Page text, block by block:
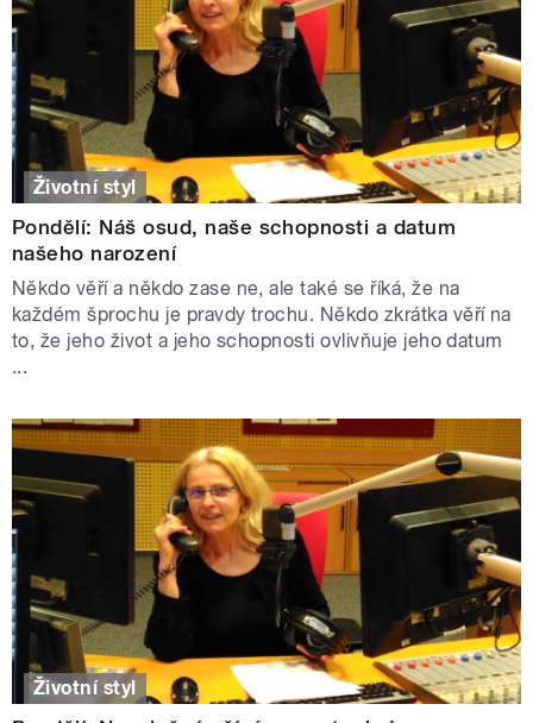
Životní styl
Pondělí: Náš osud, naše schopnosti a datum
našeho narození
Někdo věří a někdo zase ne, ale také se říká, že na
každém šprochu je pravdy trochu. Někdo zkrátka věří na
to, že jeho život a jeho schopnosti ovlivňuje jeho datum
...
Životní styl